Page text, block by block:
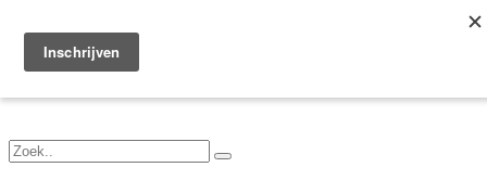
Toggle navigation